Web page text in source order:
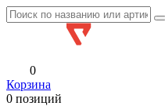
0
Корзина
0 позиций